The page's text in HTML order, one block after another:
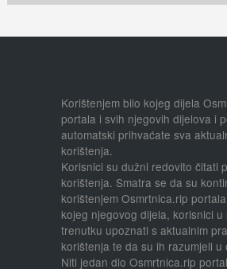
Korištenjem bilo kojeg dijela
portala i svih njegovih dijelova i
automatski prihvaćate sva
korištenja.
Korisnici su dužni redovito čitati
korištenja. Smatra se da su
korištenjem Osmrtnica.rip
kojeg njegovog dijela, korisnici u
trenutku upoznati s aktualnim
korištenja te da su ih razumjeli u
Niti jedan dio Osmrtnica.rip